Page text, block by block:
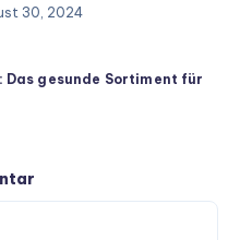
30, 2024
gesunde Sortiment für